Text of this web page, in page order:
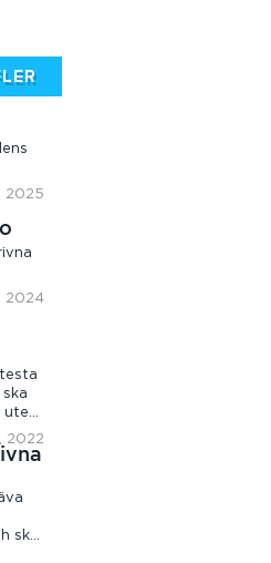
2025
2024
ute
2022
ska